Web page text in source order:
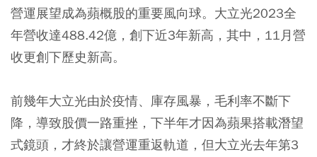
營運展望成為蘋概股的重要風向球。大立光2023全
年營收達488.42億，創下近3年新高，其中，11月營
收更創下歷史新高。
前幾年大立光由於疫情、庫存風暴，毛利率不斷下
降，導致股價一路重挫，下半年才因為蘋果搭載潛望
式鏡頭，才終於讓營運重返軌道，但大立光去年第3